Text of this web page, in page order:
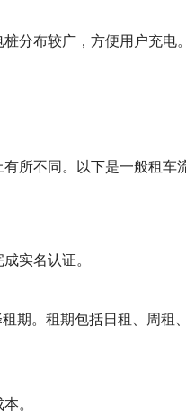
分布较广，方便用户充电。
所不同。以下是一般租车
实名认证。
期。租期包括日租、周租
。